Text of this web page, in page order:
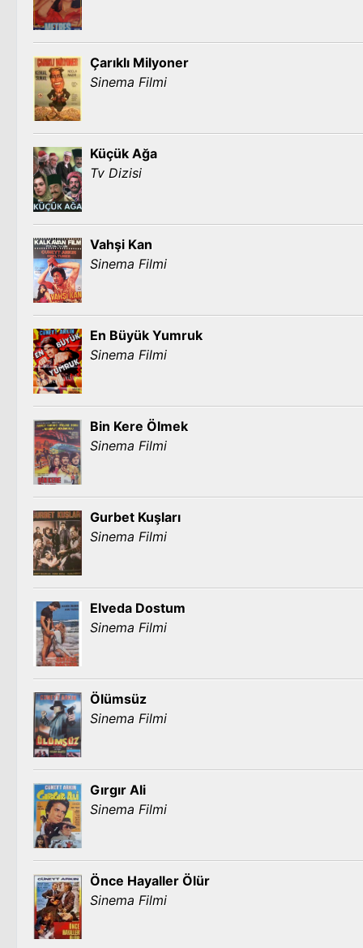
Çarıklı Milyoner
Sinema Filmi
Küçük Ağa
Tv Dizisi
Vahşi Kan
Sinema Filmi
En Büyük Yumruk
Sinema Filmi
Bin Kere Ölmek
Sinema Filmi
Gurbet Kuşları
Sinema Filmi
Elveda Dostum
Sinema Filmi
Ölümsüz
Sinema Filmi
Gırgır Ali
Sinema Filmi
Önce Hayaller Ölür
Sinema Filmi